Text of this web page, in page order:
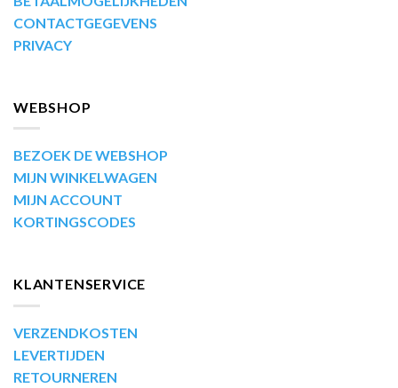
CONTACTGEGEVENS
PRIVACY
WEBSHOP
BEZOEK DE WEBSHOP
MIJN WINKELWAGEN
MIJN ACCOUNT
KORTINGSCODES
KLANTENSERVICE
VERZENDKOSTEN
LEVERTIJDEN
RETOURNEREN